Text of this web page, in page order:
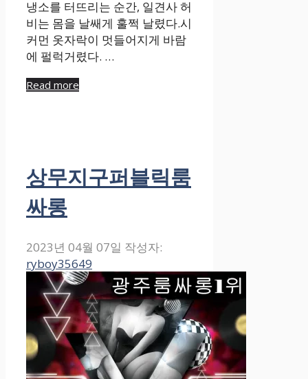
냉소를 터뜨리는 순간, 일견사 허
비는 몸을 날쌔게 훌쩍 날렸다.시
커먼 옷자락이 멋들어지게 바람
에 펄럭거렸다. …
Read more
상무지구퍼블릭룸
싸롱
2023년 04월 07일 작성자:
ryboy35649